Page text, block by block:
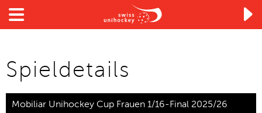

Spieldetails
Mobiliar Unihockey Cup Frauen 1/16-Final 2025/26